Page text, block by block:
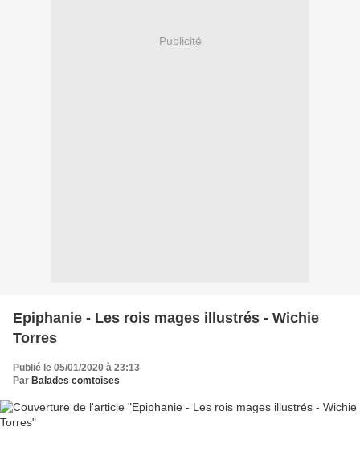
Publicité
Epiphanie - Les rois mages illustrés - Wichie
Torres
Publié le 05/01/2020 à 23:13
Par Balades comtoises